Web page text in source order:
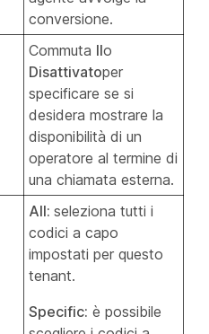
conversione.
Commuta Ilo
Disattivatoper
specificare se si
desidera mostrare la
disponibilità di un
operatore al termine di
una chiamata esterna.
All: seleziona tutti i
codici a capo
impostati per questo
tenant.
Specific: è possibile